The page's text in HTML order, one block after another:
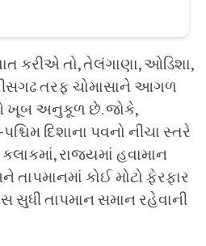
કરીએ તો, તેલંગાણા, ઓડિશા,
તરફ ચોમાસાને આગળ
ખૂબ અનુકૂળ છે. જોકે,
દિશાના પવનો નીચા સ્તરે
રાજ્યમાં હવામાન
કોઈ મોટો ફેરફાર
સુધી તાપમાન સમાન રહેવાની